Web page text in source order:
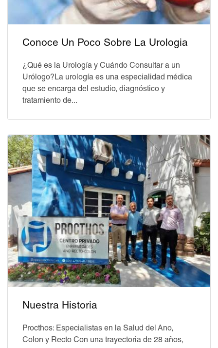
Conoce Un Poco Sobre La Urologia
¿Qué es la Urología y Cuándo Consultar a un
Urólogo?La urología es una especialidad médica
que se encarga del estudio, diagnóstico y
tratamiento de...
Nuestra Historia
Procthos: Especialistas en la Salud del Ano,
Colon y Recto Con una trayectoria de 28 años,